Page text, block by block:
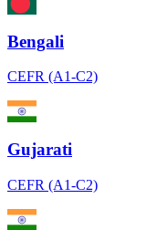
Bengali
CEFR (A1-C2)
Gujarati
CEFR (A1-C2)